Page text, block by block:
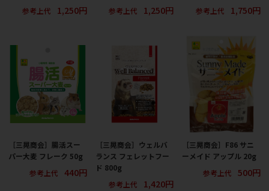
参考上代
1,250円
参考上代
1,250円
参考上代
1,750円
［三晃商会］腸活スー
パー大麦 フレーク 50g
参考上代
440円
［三晃商会］ウェルバ
ランス フェレットフー
ド 800g
参考上代
1,420円
［三晃商会］F86 サニ
ーメイド アップル 20g
参考上代
500円